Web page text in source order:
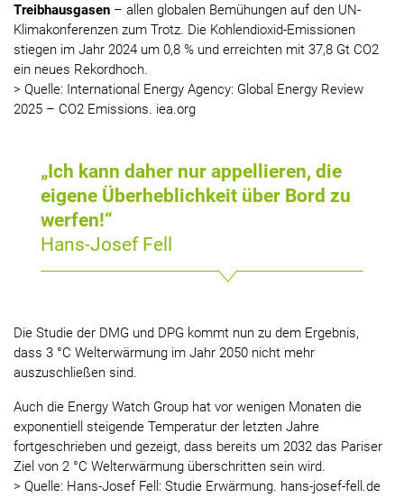
Treibhausgasen – allen globalen Bemühungen auf den UN-
Klimakonferenzen zum Trotz. Die Kohlendioxid-Emissionen
stiegen im Jahr 2024 um 0,8 % und erreichten mit 37,8 Gt CO2
ein neues Rekordhoch.
> Quelle: International Energy Agency: Global Energy Review
2025 – CO2 Emissions. iea.org
„Ich kann daher nur appellieren, die
eigene Überheblichkeit über Bord zu
werfen!“
Hans-Josef Fell
Die Studie der DMG und DPG kommt nun zu dem Ergebnis,
dass 3 °C Welterwärmung im Jahr 2050 nicht mehr
auszuschließen sind.
Auch die Energy Watch Group hat vor wenigen Monaten die
exponentiell steigende Temperatur der letzten Jahre
fortgeschrieben und gezeigt, dass bereits um 2032 das Pariser
Ziel von 2 °C Welterwärmung überschritten sein wird.
> Quelle: Hans-Josef Fell: Studie Erwärmung. hans-josef-fell.de